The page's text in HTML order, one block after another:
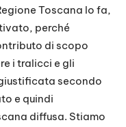
Toscana lo fa,
perché
di scopo
i tralicci e gli
secondo
e quindi
diffusa. Stiamo